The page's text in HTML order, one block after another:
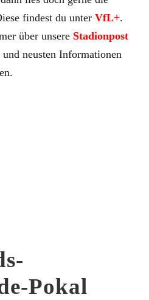
findest du unter VfL+.
über unsere Stadionpost
neusten Informationen
Pokal